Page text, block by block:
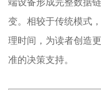
端设备形成完整数据
变。相较于传统模式
理时间，为读者创造
准的决策支持。